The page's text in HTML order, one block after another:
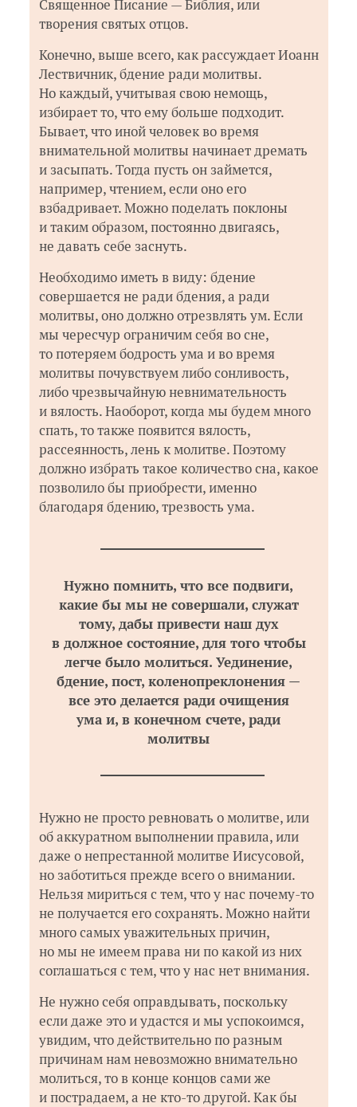
Священное Писание — Библия, или
творения святых отцов.
Конечно, выше всего, как рассуждает Иоанн
Лествичник, бдение ради молитвы.
Но каждый, учитывая свою немощь,
избирает то, что ему больше подходит.
Бывает, что иной человек во время
внимательной молитвы начинает дремать
и засыпать. Тогда пусть он займется,
например, чтением, если оно его
взбадривает. Можно поделать поклоны
и таким образом, постоянно двигаясь,
не давать себе заснуть.
Необходимо иметь в виду: бдение
совершается не ради бдения, а ради
молитвы, оно должно отрезвлять ум. Если
мы чересчур ограничим себя во сне,
то потеряем бодрость ума и во время
молитвы почувствуем либо сонливость,
либо чрезвычайную невнимательность
и вялость. Наоборот, когда мы будем много
спать, то также появится вялость,
рассеянность, лень к молитве. Поэтому
должно избрать такое количество сна, какое
позволило бы приобрести, именно
благодаря бдению, трезвость ума.
Нужно помнить, что все подвиги,
какие бы мы не совершали, служат
тому, дабы привести наш дух
в должное состояние, для того чтобы
легче было молиться. Уединение,
бдение, пост, коленопреклонения —
все это делается ради очищения
ума и, в конечном счете, ради
молитвы
Нужно не просто ревновать о молитве, или
об аккуратном выполнении правила, или
даже о непрестанной молитве Иисусовой,
но заботиться прежде всего о внимании.
Нельзя мириться с тем, что у нас почему-то
не получается его сохранять. Можно найти
много самых уважительных причин,
но мы не имеем права ни по какой из них
соглашаться с тем, что у нас нет внимания.
Не нужно себя оправдывать, поскольку
если даже это и удастся и мы успокоимся,
увидим, что действительно по разным
причинам нам невозможно внимательно
молиться, то в конце концов сами же
и пострадаем, а не кто-то другой. Как бы